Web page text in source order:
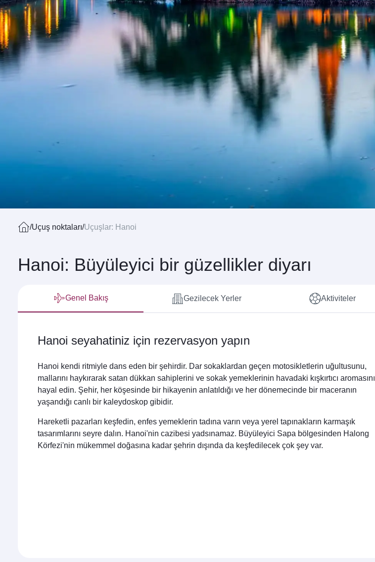
/Uçuş noktaları/Uçuşlar: Hanoi
Hanoi: Büyüleyici bir güzellikler diyarı
Genel Bakış Gezilecek Yerler Aktiviteler
Hanoi seyahatiniz için rezervasyon yapın
Hanoi kendi ritmiyle dans eden bir şehirdir. Dar sokaklardan geçen motosikletlerin uğultusunu,
mallarını haykırarak satan dükkan sahiplerini ve sokak yemeklerinin havadaki kışkırtıcı aromasını
hayal edin. Şehir, her köşesinde bir hikayenin anlatıldığı ve her dönemecinde bir maceranın
yaşandığı canlı bir kaleydoskop gibidir.
Hareketli pazarları keşfedin, enfes yemeklerin tadına varın veya yerel tapınakların karmaşık
tasarımlarını seyre dalın. Hanoi'nin cazibesi yadsınamaz. Büyüleyici Sapa bölgesinden Halong
Körfezi'nin mükemmel doğasına kadar şehrin dışında da keşfedilecek çok şey var.